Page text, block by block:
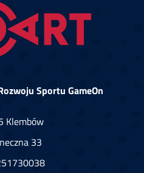
Sportu GameOn
Klembów
33